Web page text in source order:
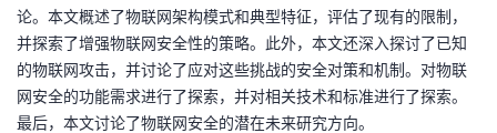
我
的
我
论。本文概述了物联网架构模式和典型特征，评估了现有的限制，
并探索了增强物联网安全性的策略。此外，本文还深入探讨了已知
的物联网攻击，并讨论了应对这些挑战的安全对策和机制。对物联
网安全的功能需求进行了探索，并对相关技术和标准进行了探索。
最后，本文讨论了物联网安全的潜在未来研究方向。